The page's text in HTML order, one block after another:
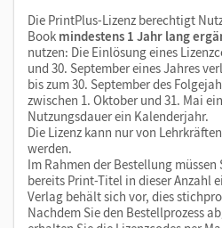
Die PrintPlus-Lizenz berechtigt
Book mindestens 1 Jahr lang
nutzen: Die Einlösung eines
und 30. September eines Jahres
bis zum 30. September des
zwischen 1. Oktober und 31. Mai
Nutzungsdauer ein Kalenderjahr.
Die Lizenz kann nur von
werden.
Im Rahmen der Bestellung
bereits Print-Titel in dieser Anzahl
Verlag behält sich vor, dies
Nachdem Sie den Bestellprozess